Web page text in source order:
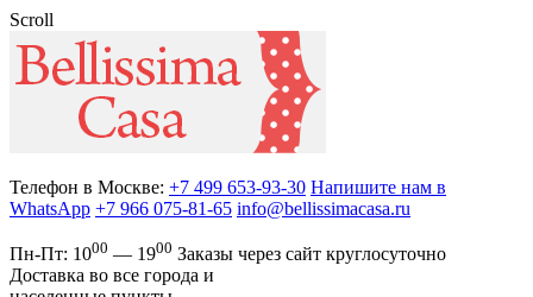
Scroll
Телефон в Москве: +7 499 653-93-30 Напишите нам в
WhatsApp +7 966 075-81-65 info@bellissimacasa.ru
Пн-Пт: 1000 — 1900 Заказы через сайт круглосуточно
Доставка во все города и